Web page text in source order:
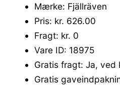
Mærke: Fjällräven
Pris: kr. 626.00
Fragt: kr. 0
Vare ID: 18975
Gratis fragt: Ja, ved
Gratis